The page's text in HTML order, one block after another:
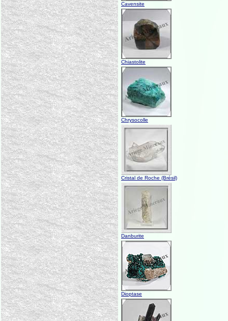
Cavensite
Chiastolite
Chrysocolle
Cristal de Roche (Brésil)
Danburite
Dioptase